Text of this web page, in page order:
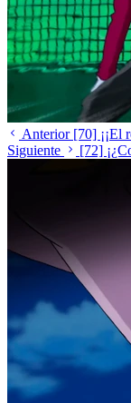
Anterior [70] ¡¡El
Siguiente
[72]